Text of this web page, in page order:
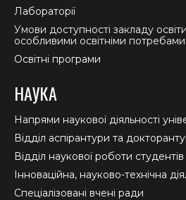
Лабораторії
Умови доступності закладу
особливими освітніми потребами
Освітні програми
НАУКА
Напрями наукової діяльності
Відділ аспірантури та
Відділ наукової роботи студентів
Інноваційна, науково-технічна
Спеціалізовані вчені ради